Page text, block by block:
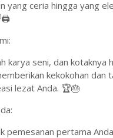
yang ceria hingga yang
karya seni, dan
kekokohan dan
lezat Anda. 🏆🎂
pemesanan pertama